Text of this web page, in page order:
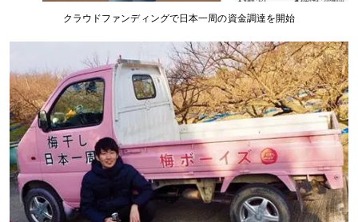
クラウドファンディングで日本一周の資金調達を開始